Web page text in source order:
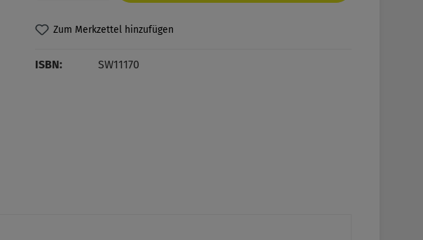
Zum Merkzettel hinzufügen
ISBN: SW11170